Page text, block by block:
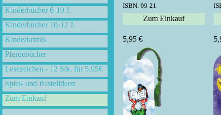
Kinderbücher 6-10 J.
Kinderbücher 10-12 J.
Kinderkrimis
Pferdebücher
Lesezeichen - 12 Stk. für 5,95€
Spiel- und Bastelideen
Zum Einkauf
ISBN: 99-21
Zum Einkauf
5,95 €